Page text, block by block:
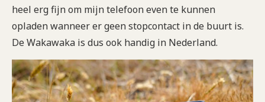
heel erg fijn om mijn telefoon even te kunnen
opladen wanneer er geen stopcontact in de buurt is.
De Wakawaka is dus ook handig in Nederland.